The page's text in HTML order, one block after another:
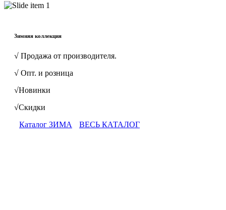
© FreeJoomla! 3 Modules
Зимняя коллекция
√ Продажа от производителя.
√ Опт. и розница
√Новинки
√Скидки
Каталог ЗИМА
ВЕСЬ КАТАЛОГ